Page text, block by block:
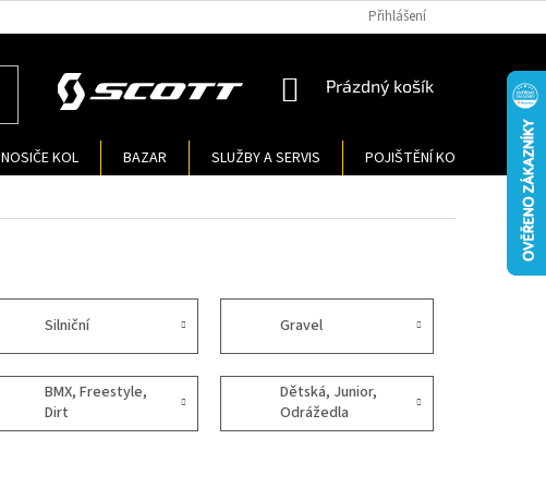
Přihlášení
NÁKUPNÍ
Prázdný košík
NOSIČE KOL BAZAR SLUŽBY A SERVIS POJIŠTĚNÍ KOL
Silniční Gravel
BMX, Freestyle,
Dirt
Dětská, Junior,
Odrážedla